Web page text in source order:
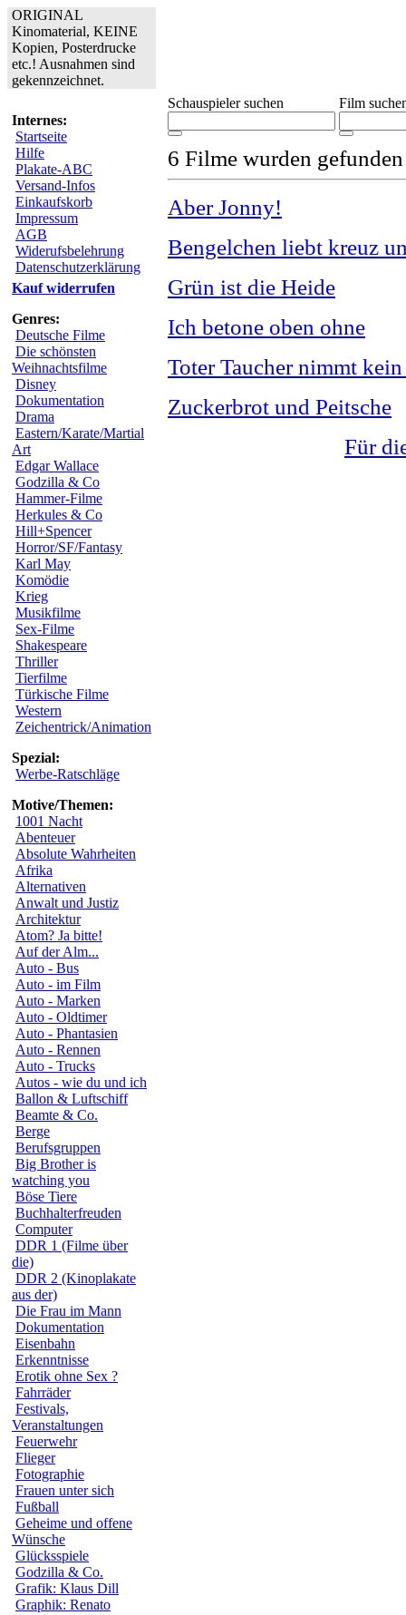
ORIGINAL
Kinomaterial, KEINE
Kopien, Posterdrucke
etc.! Ausnahmen sind
gekennzeichnet.
Internes:
Startseite
Hilfe
Plakate-ABC
Versand-Infos
Einkaufskorb
Impressum
AGB
Widerufsbelehrung
Datenschutzerklärung
Kauf widerrufen
Genres:
Deutsche Filme
Die schönsten
Weihnachtsfilme
Disney
Dokumentation
Drama
Eastern/Karate/Martial
Art
Edgar Wallace
Godzilla & Co
Hammer-Filme
Herkules & Co
Hill+Spencer
Horror/SF/Fantasy
Karl May
Komödie
Krieg
Musikfilme
Sex-Filme
Shakespeare
Thriller
Tierfilme
Türkische Filme
Western
Zeichentrick/Animation
Spezial:
Werbe-Ratschläge
Motive/Themen:
1001 Nacht
Abenteuer
Absolute Wahrheiten
Afrika
Alternativen
Anwalt und Justiz
Architektur
Atom? Ja bitte!
Auf der Alm...
Auto - Bus
Auto - im Film
Auto - Marken
Auto - Oldtimer
Auto - Phantasien
Auto - Rennen
Auto - Trucks
Autos - wie du und ich
Ballon & Luftschiff
Beamte & Co.
Berge
Berufsgruppen
Big Brother is
watching you
Böse Tiere
Buchhalterfreuden
Computer
DDR 1 (Filme über
die)
DDR 2 (Kinoplakate
aus der)
Die Frau im Mann
Dokumentation
Eisenbahn
Erkenntnisse
Erotik ohne Sex ?
Fahrräder
Festivals,
Veranstaltungen
Feuerwehr
Flieger
Fotographie
Frauen unter sich
Fußball
Geheime und offene
Wünsche
Glücksspiele
Godzilla & Co.
Grafik: Klaus Dill
Graphik: Renato
Schauspieler suchen Film
6 Filme wurden
Aber Jonny!
Bengelchen liebt kreuz
Grün ist die Heide
Ich betone oben ohne
Toter Taucher nimmt
Zuckerbrot und Peitsche
Für